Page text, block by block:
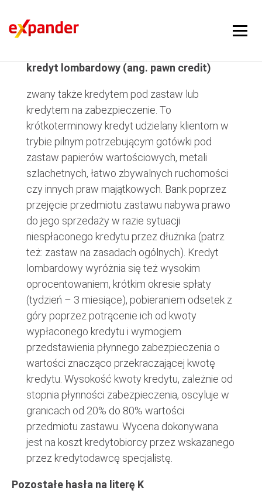
kredyt lombardowy (ang. pawn credit)
zwany także kredytem pod zastaw lub
kredytem na zabezpieczenie. To
krótkoterminowy kredyt udzielany klientom w
trybie pilnym potrzebującym gotówki pod
zastaw papierów wartościowych, metali
szlachetnych, łatwo zbywalnych ruchomości
czy innych praw majątkowych. Bank poprzez
przejęcie przedmiotu zastawu nabywa prawo
do jego sprzedaży w razie sytuacji
niespłaconego kredytu przez dłużnika (patrz
też: zastaw na zasadach ogólnych). Kredyt
lombardowy wyróżnia się też wysokim
oprocentowaniem, krótkim okresie spłaty
(tydzień – 3 miesiące), pobieraniem odsetek z
góry poprzez potrącenie ich od kwoty
wypłaconego kredytu i wymogiem
przedstawienia płynnego zabezpieczenia o
wartości znacząco przekraczającej kwotę
kredytu. Wysokość kwoty kredytu, zależnie od
stopnia płynności zabezpieczenia, oscyluje w
granicach od 20% do 80% wartości
przedmiotu zastawu. Wycena dokonywana
jest na koszt kredytobiorcy przez wskazanego
przez kredytodawcę specjalistę.
Pozostałe hasła na literę K